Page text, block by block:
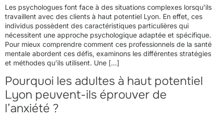
Les psychologues font face à des situations complexes lorsqu’ils
travaillent avec des clients à haut potentiel Lyon. En effet, ces
individus possèdent des caractéristiques particulières qui
nécessitent une approche psychologique adaptée et spécifique.
Pour mieux comprendre comment ces professionnels de la santé
mentale abordent ces défis, examinons les différentes stratégies
et méthodes qu’ils utilisent. Une […]
Pourquoi les adultes à haut potentiel
Lyon peuvent-ils éprouver de
l’anxiété ?